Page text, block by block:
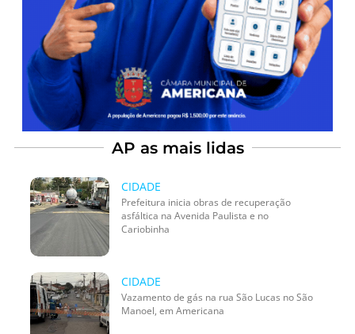
AP as mais lidas
CIDADE
Prefeitura inicia obras de recuperação
asfáltica na Avenida Paulista e no
Cariobinha
CIDADE
Vazamento de gás na rua São Lucas no São
Manoel, em Americana